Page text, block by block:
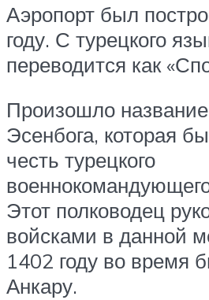
Аэропорт был
году. С турецкого
переводится как
Произошло
Эсенбога, которая
честь турецкого
Этот полководец
войсками в данной
1402 году во время
Анкару.